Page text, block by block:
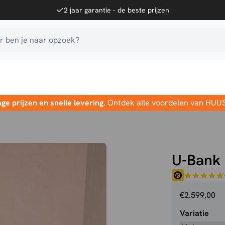
2 jaar garantie - de beste prijzen
ben je naar opzoek?
prijzen en snelle levering. Ontdek alle voordelen van
U-
€2.599,00
Variatie